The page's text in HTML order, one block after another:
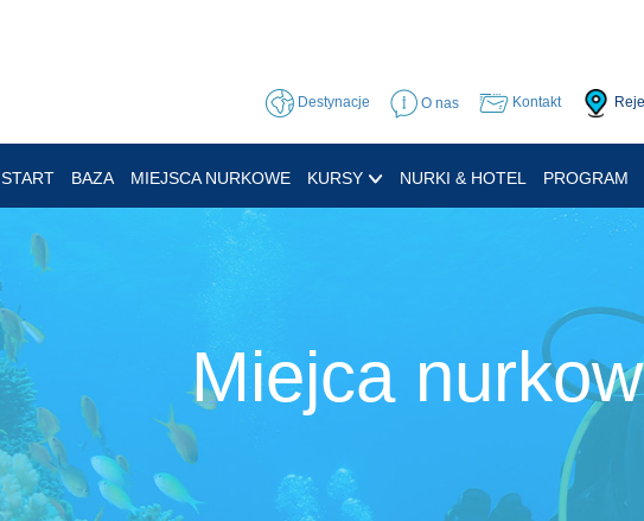
Destynacje O nas Kontakt
START BAZA MIEJSCA NURKOWE KURSY NURKI & HOTEL PROGRAM
Miejca